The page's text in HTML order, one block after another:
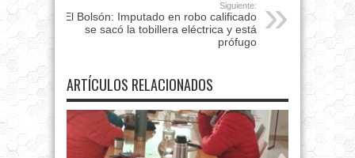
Siguiente:
El Bolsón: Imputado en robo calificado
se sacó la tobillera eléctrica y está
prófugo
ARTÍCULOS RELACIONADOS